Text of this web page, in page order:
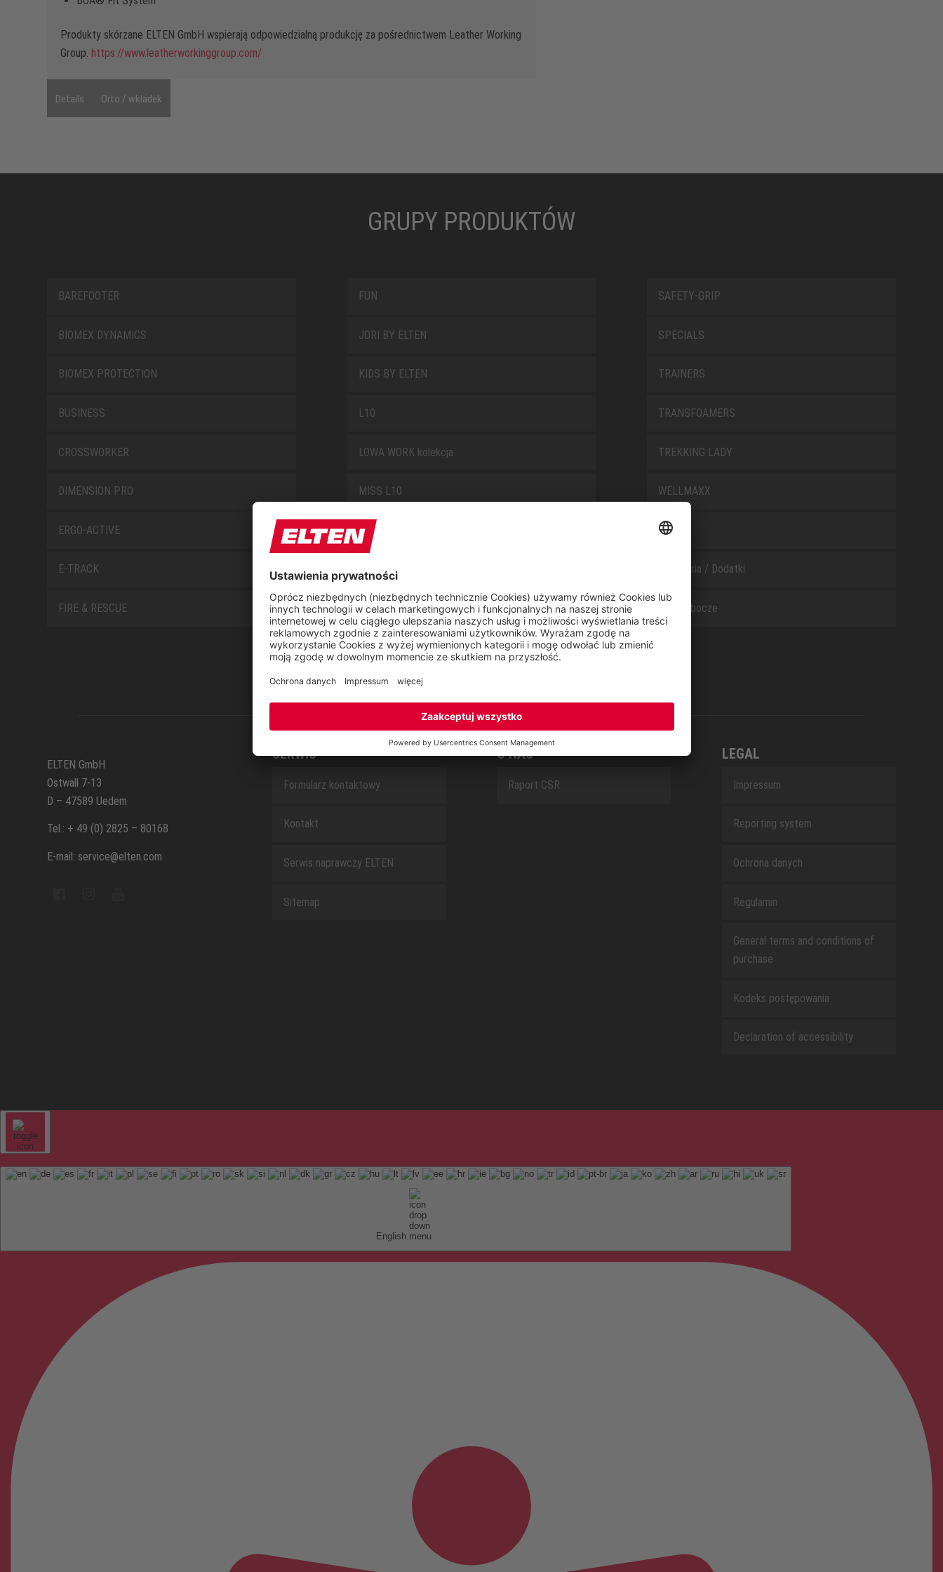
Produkty skórzane ELTEN GmbH wspierają odpowiedzialną produkcję za pośrednictwem Leather Working
Group. https://www.leatherworkinggroup.com/
Details Orto / wkładek
GRUPY PRODUKTÓW
BAREFOOTER
BIOMEX DYNAMICS
BIOMEX PROTECTION
BUSINESS
CROSSWORKER
DIMENSION PRO
ERGO-ACTIVE
E-TRACK
FIRE & RESCUE
FUN
JORI BY ELTEN
KIDS BY ELTEN
L10
LOWA WORK kolekcja
MISS L10
NEW CLASSICS
NOVA
RETRO
SAFEGUARD
SAFETY-GRIP
SPECIALS
TRAINERS
TRANSFOAMERS
TREKKING LADY
WELLMAXX
WHITE
Akcesoria / Dodatki
Buty robocze
ELTEN GmbH
Ostwall 7-13
D – 47589 Uedem
Tel.: + 49 (0) 2825 – 80168
E-mail: service@elten.com
SERWIS
Formularz kontaktowy
Kontakt
Serwis naprawczy ELTEN
Sitemap
O NAS
Raport CSR
LEGAL
Impressum
Reporting system
Ochrona danych
Regulamin
General terms and conditions of
purchase
Kodeks postępowania
Declaration of accessibility
English